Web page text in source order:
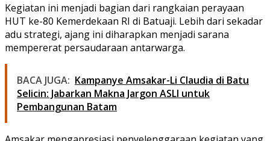
Kegiatan ini menjadi bagian dari rangkaian perayaan
HUT ke-80 Kemerdekaan RI di Batuaji. Lebih dari sekadar
adu strategi, ajang ini diharapkan menjadi sarana
mempererat persaudaraan antarwarga.
BACA JUGA: Kampanye Amsakar-Li Claudia di Batu
Selicin: Jabarkan Makna Jargon ASLI untuk
Pembangunan Batam